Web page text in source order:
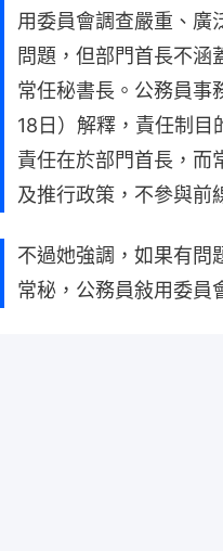
用委員會調查嚴重、廣
問題，但部門首長不涵
常任秘書長。公務員事
18日）解釋，責任制目
責任在於部門首長，而
及推行政策，不參與前
不過她強調，如果有問
常秘，公務員敍用委員